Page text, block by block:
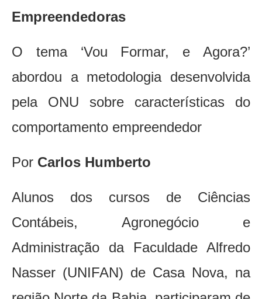
Empreendedoras
O tema ‘Vou Formar, e Agora?’
abordou a metodologia desenvolvida
pela ONU sobre características do
comportamento empreendedor
Por Carlos Humberto
Alunos dos cursos de Ciências
Contábeis, Agronegócio e
Administração da Faculdade Alfredo
Nasser (UNIFAN) de Casa Nova, na